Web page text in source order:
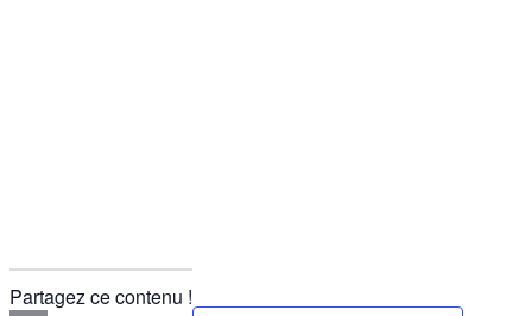
Partagez ce contenu !